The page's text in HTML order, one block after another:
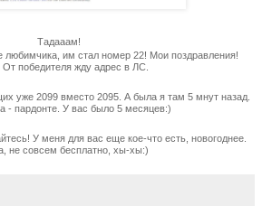
Тадааам!
любимчика, им стал номер 22! Мои поздравления!
От победителя жду адрес в ЛС.
уже 2099 вместо 2095. А была я там 5 мнут назад.
- пардонте. У вас было 5 месяцев:)
У меня для вас еще кое-что есть, новогоднее.
не совсем бесплатно, хы-хы:)